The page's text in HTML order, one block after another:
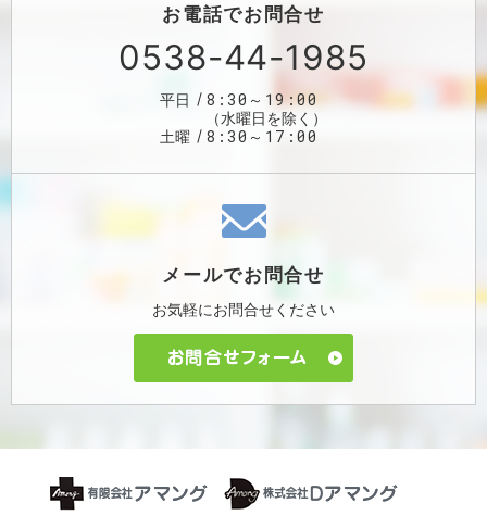
お電話でお問合せ
0538-44-1985
平日 8:30～19:00
（水曜日を除く）
土曜
8:30～17:00
メールでお問合せ
お気軽にお問合せください